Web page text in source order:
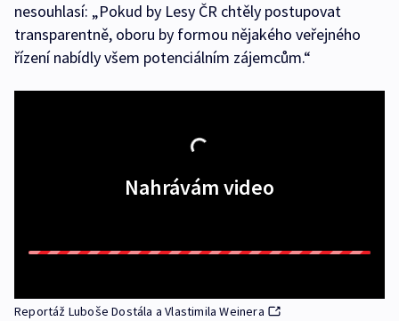
nesouhlasí: „Pokud by Lesy ČR chtěly postupovat
transparentně, oboru by formou nějakého veřejného
řízení nabídly všem potenciálním zájemcům.“
Nahrávám video
Reportáž Luboše Dostála a Vlastimila Weinera